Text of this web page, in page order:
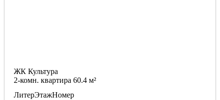
ЖК Культура
2-комн. квартира 60.4 м²
ЛитерЭтажНомер